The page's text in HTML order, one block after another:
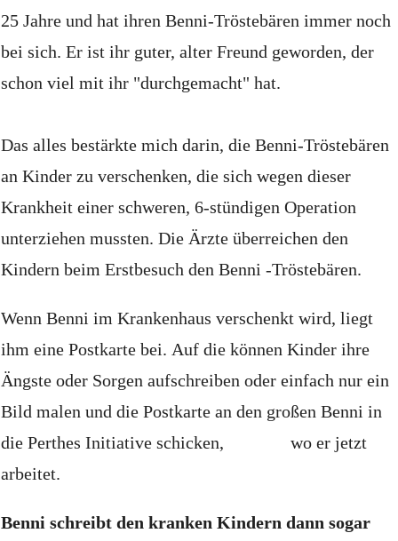
25 Jahre und hat ihren Benni-Tröstebären immer noch
bei sich. Er ist ihr guter, alter Freund geworden, der
schon viel mit ihr "durchgemacht" hat.
Das alles bestärkte mich darin, die Benni-Tröstebären
an Kinder zu verschenken, die sich wegen dieser
Krankheit einer schweren, 6-stündigen Operation
unterziehen mussten. Die Ärzte überreichen den
Kindern beim Erstbesuch den Benni -Tröstebären.
Wenn Benni im Krankenhaus verschenkt wird, liegt
ihm eine Postkarte bei. Auf die können Kinder ihre
Ängste oder Sorgen aufschreiben oder einfach nur ein
Bild malen und die Postkarte an den großen Benni in
die Perthes Initiative schicken, wo er jetzt
arbeitet.
Benni schreibt den kranken Kindern dann sogar